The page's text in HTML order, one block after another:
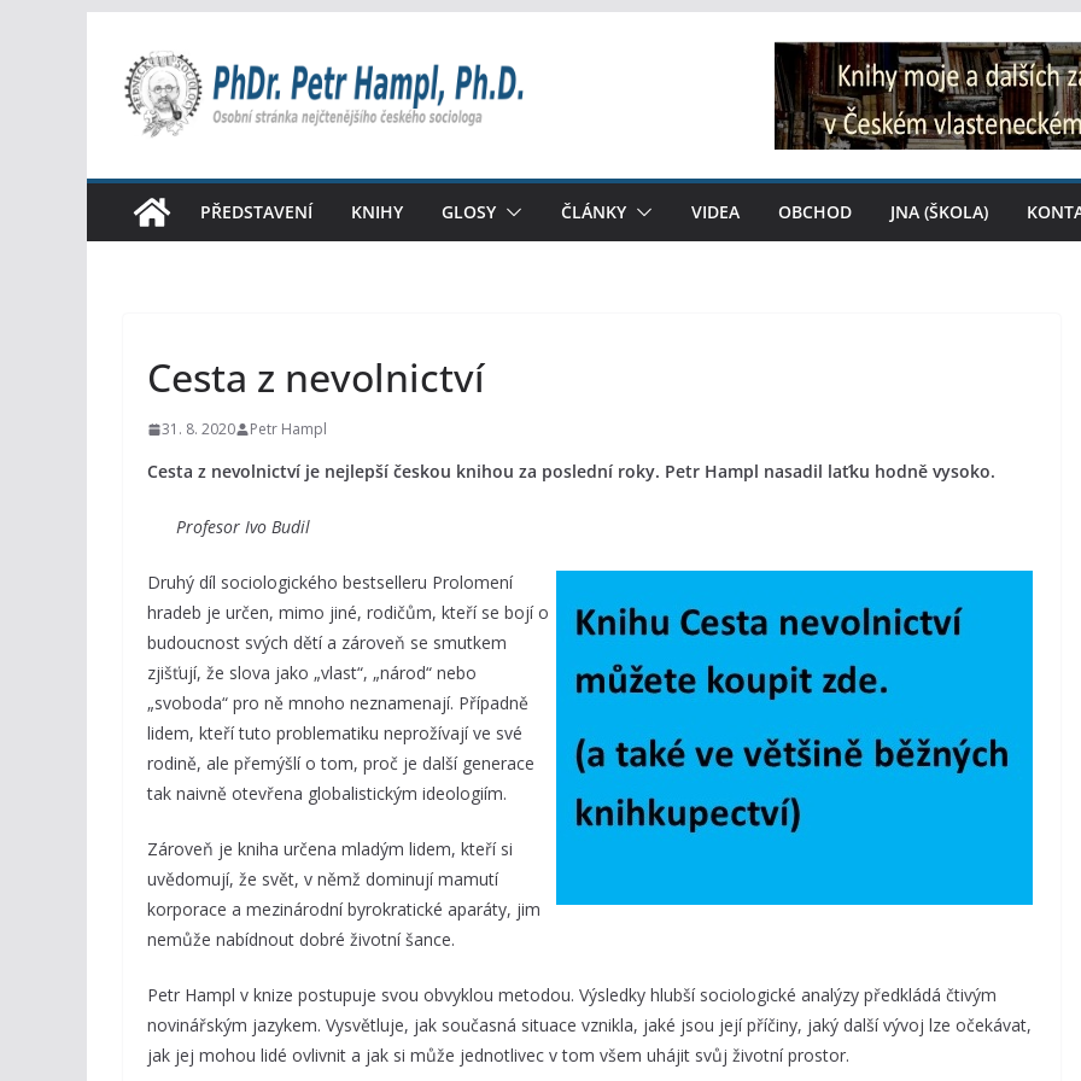
obsah
PŘEDSTAVENÍ KNIHY GLOSY ČLÁNKY VIDEA OBCHOD JNA (ŠKOLA)
Cesta z nevolnictví
31. 8. 2020 Petr Hampl
Cesta z nevolnictví je nejlepší českou knihou za poslední roky. Petr Hampl nasadil laťku hodně vysoko.
Profesor Ivo Budil
Druhý díl sociologického bestselleru Prolomení
hradeb je určen, mimo jiné, rodičům, kteří se bojí o
budoucnost svých dětí a zároveň se smutkem
zjišťují, že slova jako „vlast“, „národ“ nebo
„svoboda“ pro ně mnoho neznamenají. Případně
lidem, kteří tuto problematiku neprožívají ve své
rodině, ale přemýšlí o tom, proč je další generace
tak naivně otevřena globalistickým ideologiím.
Zároveň je kniha určena mladým lidem, kteří si
uvědomují, že svět, v němž dominují mamutí
korporace a mezinárodní byrokratické aparáty, jim
nemůže nabídnout dobré životní šance.
Petr Hampl v knize postupuje svou obvyklou metodou. Výsledky hlubší sociologické analýzy předkládá čtivým
novinářským jazykem. Vysvětluje, jak současná situace vznikla, jaké jsou její příčiny, jaký další vývoj lze očekávat,
jak jej mohou lidé ovlivnit a jak si může jednotlivec v tom všem uhájit svůj životní prostor.